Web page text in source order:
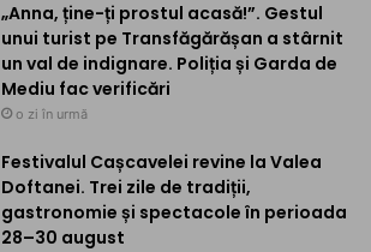
„Anna, ține-ți prostul acasă!”. Gestul
unui turist pe Transfăgărășan a stârnit
un val de indignare. Poliția și Garda de
Mediu fac verificări
o zi în urmă
Festivalul Cașcavelei revine la Valea
Doftanei. Trei zile de tradiții,
gastronomie și spectacole în perioada
28–30 august